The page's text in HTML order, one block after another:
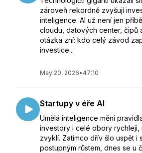
zároveň rekordně zvyšují
inteligence. AI už není jen
cloudu, datových center, čipů
otázka zní: kdo celý závod
investice...
May 20, 2026• 47:10
Startupy v éře AI
Umělá inteligence mění
investory i celé obory rychleji,
zvyklí. Zatímco dřív šlo uspět i
postupným růstem, dnes se u